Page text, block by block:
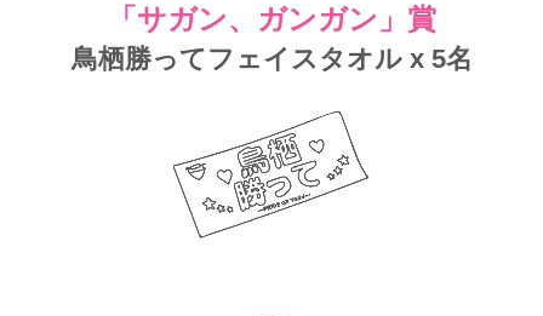
「サガン、ガンガン」賞
鳥栖勝ってフェイスタオル x 5名